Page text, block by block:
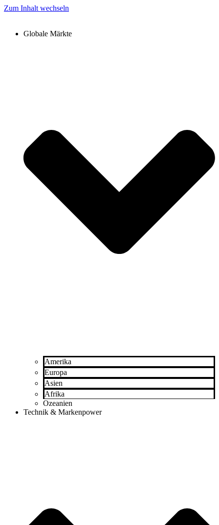
Zum Inhalt wechseln
Globale Märkte
Amerika
Europa
Asien
Afrika
Ozeanien
Technik & Markenpower